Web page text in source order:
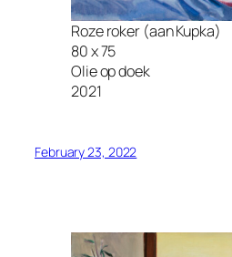
Roze roker (aan Kupka)
80 x 75
Olie op doek
2021
February 23, 2022